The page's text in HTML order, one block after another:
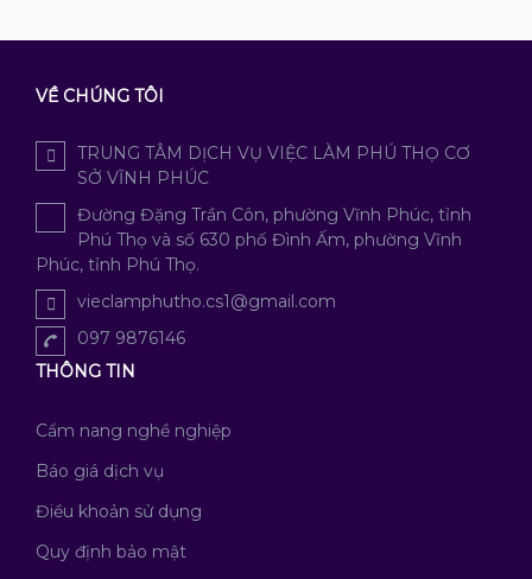
VỀ CHÚNG TÔI
TRUNG TÂM DỊCH VỤ VIỆC LÀM PHÚ THỌ CƠ
SỞ VĨNH PHÚC
Đường Đặng Trần Côn, phường Vĩnh Phúc, tỉnh
Phú Thọ và số 630 phố Đình Ấm, phường Vĩnh
Phúc, tỉnh Phú Thọ.
vieclamphutho.cs1@gmail.com
097 9876146
THÔNG TIN
Cẩm nang nghề nghiệp
Báo giá dịch vụ
Điều khoản sử dụng
Quy định bảo mật